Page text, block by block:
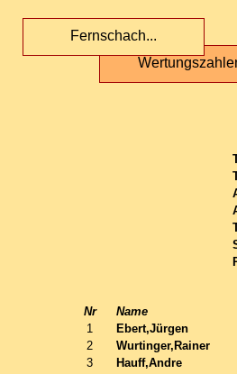
Fernschach...
Nr Name
1
Ebert,Jürgen
2
Wurtinger,Rainer
3
Hauff,Andre